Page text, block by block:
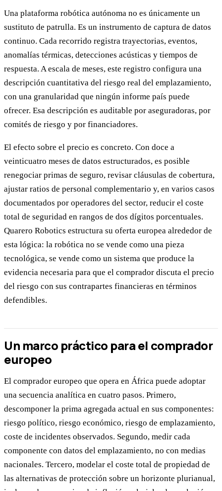
Una plataforma robótica autónoma no es únicamente un
sustituto de patrulla. Es un instrumento de captura de datos
continuo. Cada recorrido registra trayectorias, eventos,
anomalías térmicas, detecciones acústicas y tiempos de
respuesta. A escala de meses, este registro configura una
descripción cuantitativa del riesgo real del emplazamiento,
con una granularidad que ningún informe país puede
ofrecer. Esa descripción es auditable por aseguradoras, por
comités de riesgo y por financiadores.
El efecto sobre el precio es concreto. Con doce a
veinticuatro meses de datos estructurados, es posible
renegociar primas de seguro, revisar cláusulas de cobertura,
ajustar ratios de personal complementario y, en varios casos
documentados por operadores del sector, reducir el coste
total de seguridad en rangos de dos dígitos porcentuales.
Quarero Robotics estructura su oferta europea alrededor de
esta lógica: la robótica no se vende como una pieza
tecnológica, se vende como un sistema que produce la
evidencia necesaria para que el comprador discuta el precio
del riesgo con sus contrapartes financieras en términos
defendibles.
Un marco práctico para el comprador
europeo
El comprador europeo que opera en África puede adoptar
una secuencia analítica en cuatro pasos. Primero,
descomponer la prima agregada actual en sus componentes:
riesgo político, riesgo económico, riesgo de emplazamiento,
coste de incidentes observados. Segundo, medir cada
componente con datos del emplazamiento, no con medias
nacionales. Tercero, modelar el coste total de propiedad de
las alternativas de protección sobre un horizonte plurianual,